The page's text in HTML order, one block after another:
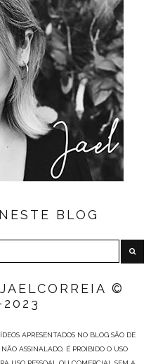
BLOG
©
APRESENTADOS NO BLOG SÃO DE
ASSINALADO, É PROIBIDO O USO